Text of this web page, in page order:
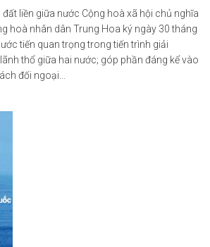
đất liền giữa nước Cộng hoà xã hội chủ nghĩa
hoà nhân dân Trung Hoa ký ngày 30 tháng
tiến quan trọng trong tiến trình giải
thổ giữa hai nước; góp phần đáng kể vào
đối ngoại...